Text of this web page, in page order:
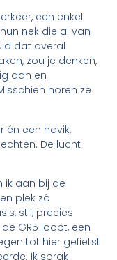
een enkel
nek die al van
dat overal
zou je denken,
aan en
horen ze
én een havik,
De lucht
ik aan bij de
plek zó
stil, precies
GR5 loopt, een
tot hier gefietst
Ik sprak